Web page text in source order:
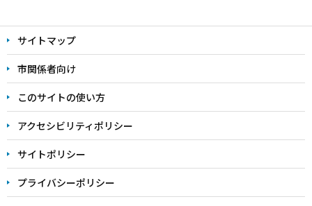
文
こ
こ
ま
で
サイトマップ
市関係者向け
このサイトの使い方
アクセシビリティポリシー
サイトポリシー
プライバシーポリシー